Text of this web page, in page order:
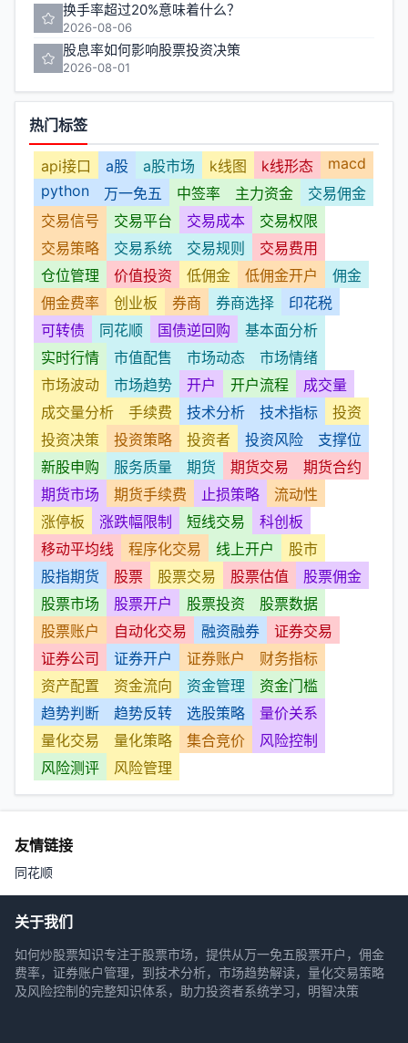
换手率超过20%意味着什么？
2026-08-06
股息率如何影响股票投资决策
2026-08-01
热门标签
api接口 a股 a股市场 k线图 k线形态
macd
python
万一免五 中签率 主力资金
交易佣金
交易信号
交易平台 交易成本
交易权限
交易策略
交易系统 交易规则
交易费用
仓位管理
价值投资 低佣金 低佣金开户
佣金
佣金费率
创业板 券商 券商选择
印花税
可转债
同花顺 国债逆回购
基本面分析
实时行情
市值配售 市场动态
市场情绪
市场波动
市场趋势 开户 开户流程
成交量
成交量分析
手续费 技术分析 技术指标
投资
投资决策
投资策略 投资者 投资风险
支撑位
新股申购
服务质量 期货 期货交易
期货合约
期货市场
期货手续费 止损策略
流动性
涨停板
涨跌幅限制 短线交易
科创板
移动平均线
程序化交易 线上开户
股市
股指期货
股票 股票交易 股票估值
股票佣金
股票市场
股票开户 股票投资
股票数据
股票账户
自动化交易 融资融券
证券交易
证券公司
证券开户 证券账户
财务指标
资产配置
资金流向 资金管理
资金门槛
趋势判断
趋势反转 选股策略
量价关系
量化交易
量化策略 集合竞价
风险控制
风险测评
风险管理
友情链接
同花顺
关于我们
如何炒股票知识专注于股票市场，提供从万一免五股票开户，佣金
费率，证券账户管理，到技术分析，市场趋势解读，量化交易策略
及风险控制的完整知识体系，助力投资者系统学习，明智决策